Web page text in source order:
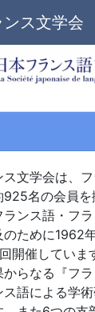
ス文学会
文学会は、フ
名の会員を
ンス語・フ
ために1962
開催していま
らなる『フ
語による学